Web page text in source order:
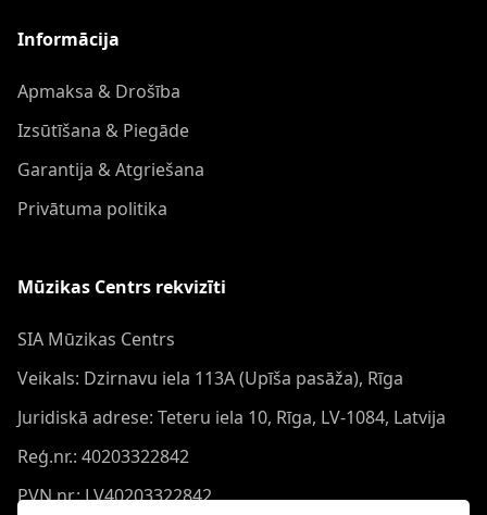
Informācija
Apmaksa & Drošība
Izsūtīšana & Piegāde
Garantija & Atgriešana
Privātuma politika
Mūzikas Centrs rekvizīti
SIA Mūzikas Centrs
Veikals: Dzirnavu iela 113A (Upīša pasāža), Rīga
Juridiskā adrese: Teteru iela 10, Rīga, LV-1084, Latvija
Reģ.nr.: 40203322842
PVN nr.: LV40203322842